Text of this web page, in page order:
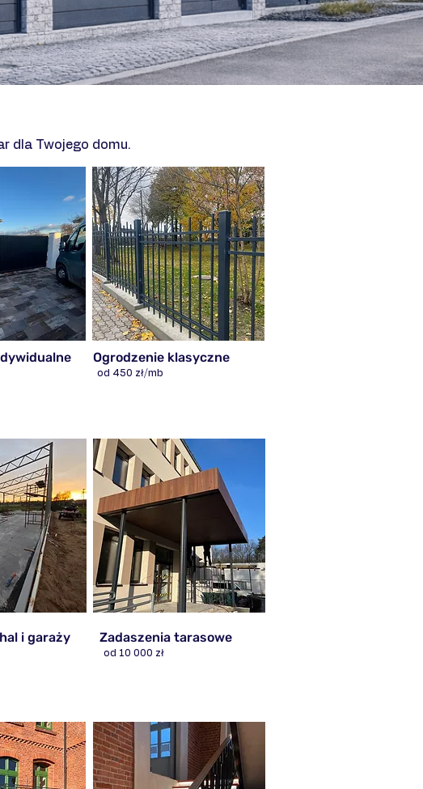
dla Twojego domu.
Ogrodzenie klasyczne
od 450 zł/mb
i garaży Zadaszenia tarasowe
od 10 000 zł